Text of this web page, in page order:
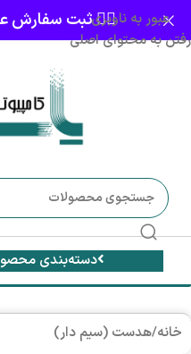
عبور به ناوبری
رفتن به محتوای اصلی
👈🏻 ثبت سفارش
دسته‌بندی
خانه/هدست (سیم دار)